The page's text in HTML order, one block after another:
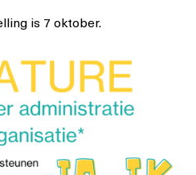
is 7 oktober.